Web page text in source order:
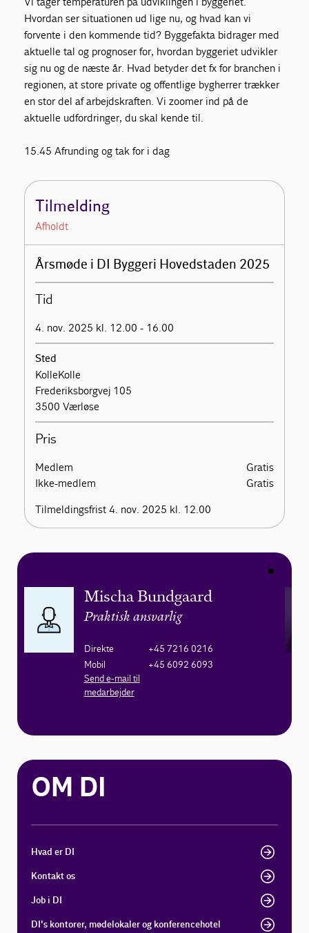
Hvordan ser situationen ud lige nu, og hvad kan vi
forvente i den kommende tid? Byggefakta bidrager med
aktuelle tal og prognoser for, hvordan byggeriet udvikler
sig nu og de næste år. Hvad betyder det fx for branchen i
regionen, at store private og offentlige bygherrer trækker
en stor del af arbejdskraften. Vi zoomer ind på de
aktuelle udfordringer, du skal kende til.
15.45 Afrunding og tak for i dag
Tilmelding
Afholdt
Årsmøde i DI Byggeri Hovedstaden 2025
Tid
4. nov. 2025 kl. 12.00 - 16.00
Sted
KolleKolle
Frederiksborgvej 105
3500 Værløse
Pris
Medlem
Gratis
Ikke-medlem
Gratis
Tilmeldingsfrist 4. nov. 2025 kl. 12.00
Mischa Bundgaard
Praktisk ansvarlig
Direkte
+45 7216 0216
Mobil
+45 6092 6093
Send e-mail til
medarbejder
OM DI
Hvad er DI
Kontakt os
Job i DI
DI's kontorer, mødelokaler og konferencehotel